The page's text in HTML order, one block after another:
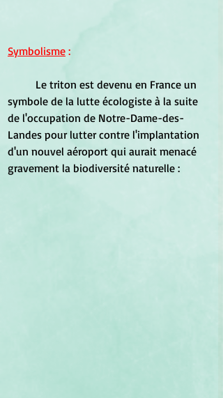
Symbolisme :
symbole de la lutte écologiste à la suite
de l'occupation de Notre-Dame-des-
Landes pour lutter contre l'implantation
d'un nouvel aéroport qui aurait menacé
gravement la biodiversité naturelle :